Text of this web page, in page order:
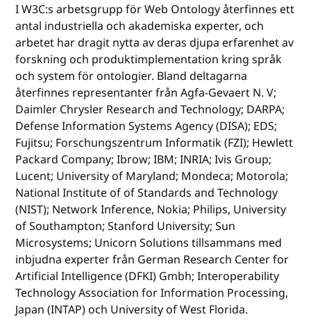
I W3C:s arbetsgrupp för Web Ontology återfinnes ett
antal industriella och akademiska experter, och
arbetet har dragit nytta av deras djupa erfarenhet av
forskning och produktimplementation kring språk
och system för ontologier. Bland deltagarna
återfinnes representanter från Agfa-Gevaert N. V;
Daimler Chrysler Research and Technology; DARPA;
Defense Information Systems Agency (DISA); EDS;
Fujitsu; Forschungszentrum Informatik (FZI); Hewlett
Packard Company; Ibrow; IBM; INRIA; Ivis Group;
Lucent; University of Maryland; Mondeca; Motorola;
National Institute of of Standards and Technology
(NIST); Network Inference, Nokia; Philips, University
of Southampton; Stanford University; Sun
Microsystems; Unicorn Solutions tillsammans med
inbjudna experter från German Research Center for
Artificial Intelligence (DFKI) Gmbh; Interoperability
Technology Association for Information Processing,
Japan (INTAP) och University of West Florida.